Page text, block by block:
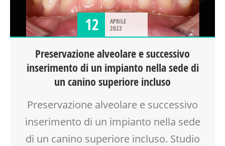
12
APRILE
2022
Preservazione alveolare e successivo
inserimento di un impianto nella sede di
un canino superiore incluso
Preservazione alveolare e successivo
inserimento di un impianto nella sede
di un canino superiore incluso. Studio